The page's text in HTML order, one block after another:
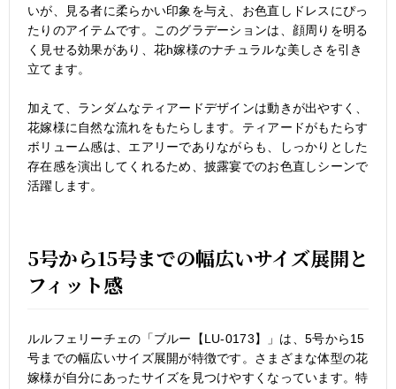
いが、見る者に柔らかい印象を与え、お色直しドレスにぴっ
たりのアイテムです。このグラデーションは、顔周りを明る
く見せる効果があり、花h嫁様のナチュラルな美しさを引き
立てます。
加えて、ランダムなティアードデザインは動きが出やすく、
花嫁様に自然な流れをもたらします。ティアードがもたらす
ボリューム感は、エアリーでありながらも、しっかりとした
存在感を演出してくれるため、披露宴でのお色直しシーンで
活躍します。
5号から15号までの幅広いサイズ展開と
フィット感
ルルフェリーチェの「ブルー【LU-0173】」は、5号から15
号までの幅広いサイズ展開が特徴です。さまざまな体型の花
嫁様が自分にあったサイズを見つけやすくなっています。特